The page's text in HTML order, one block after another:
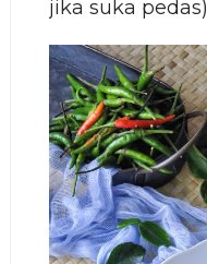
jika suka pedas)